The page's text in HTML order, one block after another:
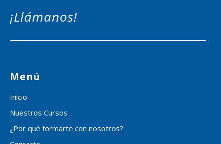
¡Llámanos!
Menú
Inicio
Nuestros Cursos
¿Por qué formarte con nosotros?